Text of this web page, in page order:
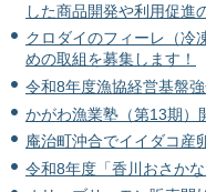
した商品開発や利用促進
クロダイのフィーレ（冷
めの取組を募集します！
令和8年度漁協経営基盤
かがわ漁業塾（第13期）
庵治町沖合でイイダコ産
令和8年度「香川おさかな